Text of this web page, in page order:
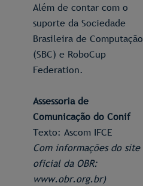
Além de contar com o
suporte da Sociedade
Brasileira de Computação
(SBC) e RoboCup
Federation.
Assessoria de
Comunicação do Conif
Texto: Ascom IFCE
Com informações do site
oficial da OBR:
www.obr.org.br)